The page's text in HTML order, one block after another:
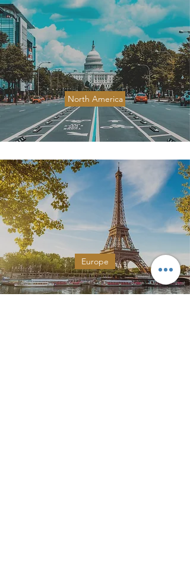
North America
Europe